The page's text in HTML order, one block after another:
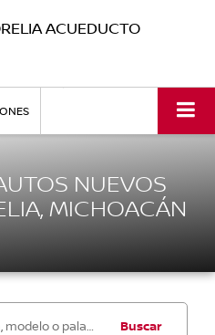
ACUEDUCTO
NUEVOS
MICHOACÁN
Buscar